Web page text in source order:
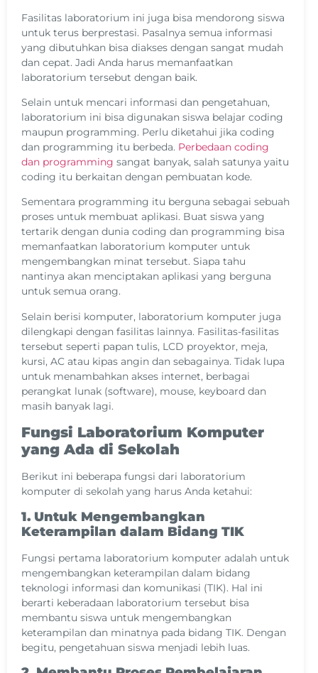
Fasilitas laboratorium ini juga bisa mendorong siswa
untuk terus berprestasi. Pasalnya semua informasi
yang dibutuhkan bisa diakses dengan sangat mudah
dan cepat. Jadi Anda harus memanfaatkan
laboratorium tersebut dengan baik.
Selain untuk mencari informasi dan pengetahuan,
laboratorium ini bisa digunakan siswa belajar coding
maupun programming. Perlu diketahui jika coding
dan programming itu berbeda. Perbedaan coding
dan programming sangat banyak, salah satunya yaitu
coding itu berkaitan dengan pembuatan kode.
Sementara programming itu berguna sebagai sebuah
proses untuk membuat aplikasi. Buat siswa yang
tertarik dengan dunia coding dan programming bisa
memanfaatkan laboratorium komputer untuk
mengembangkan minat tersebut. Siapa tahu
nantinya akan menciptakan aplikasi yang berguna
untuk semua orang.
Selain berisi komputer, laboratorium komputer juga
dilengkapi dengan fasilitas lainnya. Fasilitas-fasilitas
tersebut seperti papan tulis, LCD proyektor, meja,
kursi, AC atau kipas angin dan sebagainya. Tidak lupa
untuk menambahkan akses internet, berbagai
perangkat lunak (software), mouse, keyboard dan
masih banyak lagi.
Fungsi Laboratorium Komputer
yang Ada di Sekolah
Berikut ini beberapa fungsi dari laboratorium
komputer di sekolah yang harus Anda ketahui:
1. Untuk Mengembangkan
Keterampilan dalam Bidang TIK
Fungsi pertama laboratorium komputer adalah untuk
mengembangkan keterampilan dalam bidang
teknologi informasi dan komunikasi (TIK). Hal ini
berarti keberadaan laboratorium tersebut bisa
membantu siswa untuk mengembangkan
keterampilan dan minatnya pada bidang TIK. Dengan
begitu, pengetahuan siswa menjadi lebih luas.